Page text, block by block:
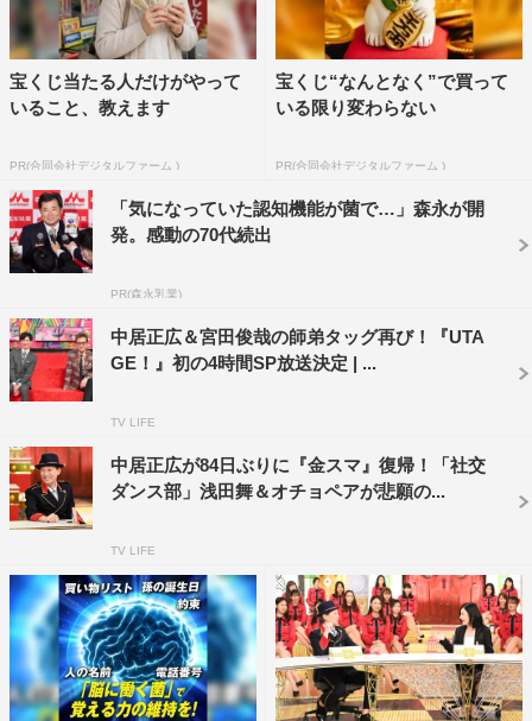
島津亜矢
宝くじ当たる人だけがやって
いること、教えます
PR(合同会社デジタルファーム )
宝くじ“なんとなく”で買って
いる限り変わらない
PR(合同会社デジタルファーム )
「気になっていた認知機能が菌で…」森永が開
発。感動の70代続出
PR(森永乳業)
中居正広＆宮田俊哉の師弟タッグ再び！『UTA
GE！』初の4時間SP放送決定 | ...
TV LIFE
中居正広が84日ぶりに『金スマ』復帰！「社交
ダンス部」浅田舞＆オチョペアが悲願の...
TV LIFE